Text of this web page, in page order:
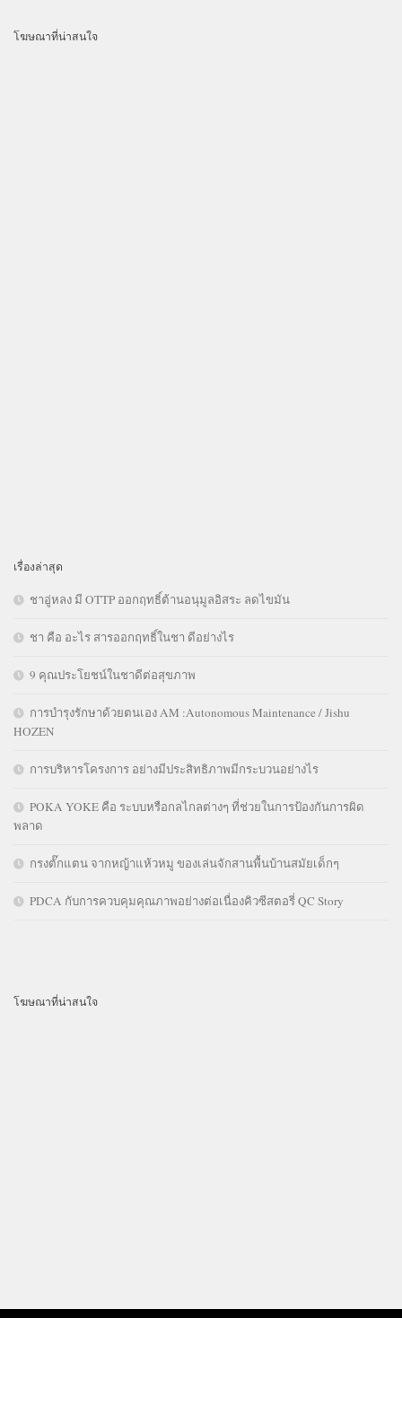
โฆษณาที่น่าสนใจ
เรื่องล่าสุด
ชาอู่หลง มี OTTP ออกฤทธิ์ต้านอนุมูลอิสระ ลดไขมัน
ชา คือ อะไร สารออกฤทธิ์ในชา ดีอย่างไร
9 คุณประโยชน์ในชาดีต่อสุขภาพ
การบำรุงรักษาด้วยตนเอง AM :Autonomous Maintenance / Jishu
HOZEN
การบริหารโครงการ อย่างมีประสิทธิภาพมีกระบวนอย่างไร
POKA YOKE คือ ระบบหรือกลไกลต่างๆ ที่ช่วยในการป้องกันการผิด
พลาด
กรงตั๊กแตน จากหญ้าแห้วหมู ของเล่นจักสานพื้นบ้านสมัยเด็กๆ
PDCA กับการควบคุมคุณภาพอย่างต่อเนื่องคิวซีสตอรี่ QC Story
โฆษณาที่น่าสนใจ